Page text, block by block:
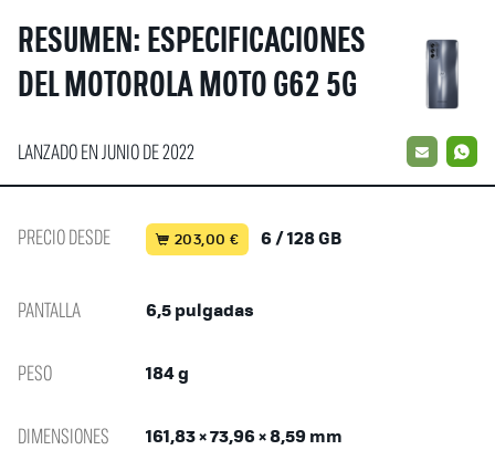
RESUMEN: ESPECIFICACIONES
DEL MOTOROLA MOTO G62 5G
LANZADO EN JUNIO DE 2022 EMAIL
PRECIO DESDE 203,00 € 6 / 128 GB
PANTALLA 6,5 pulgadas
PESO 184 g
DIMENSIONES 161,83 × 73,96 × 8,59 mm